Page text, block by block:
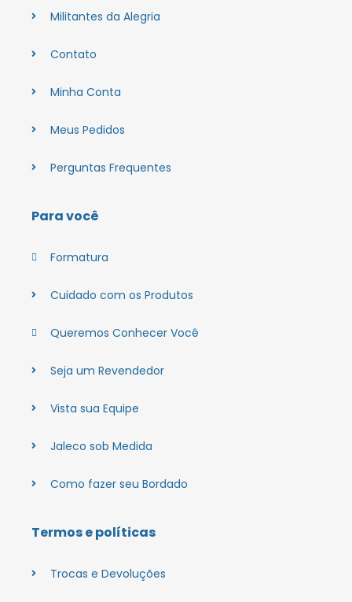
Militantes da Alegria
Contato
Minha Conta
Meus Pedidos
Perguntas Frequentes
Para você
Formatura
Cuidado com os Produtos
Queremos Conhecer Você
Seja um Revendedor
Vista sua Equipe
Jaleco sob Medida
Como fazer seu Bordado
Termos e políticas
Trocas e Devoluções